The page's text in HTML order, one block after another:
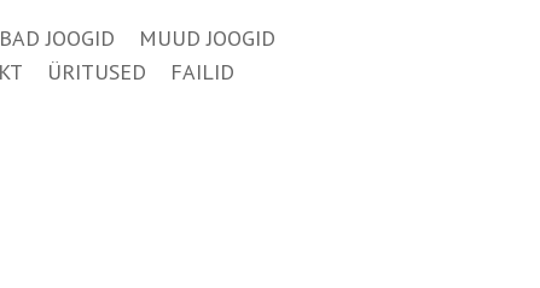
JOOGID
MUUD JOOGID
ÜRITUSED FAILID